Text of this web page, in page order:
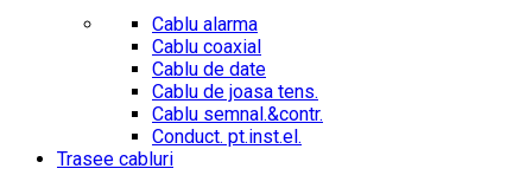
Cablu alarma
Cablu coaxial
Cablu de date
Cablu de joasa tens.
Cablu semnal.&contr.
Conduct. pt.inst.el.
Trasee cabluri